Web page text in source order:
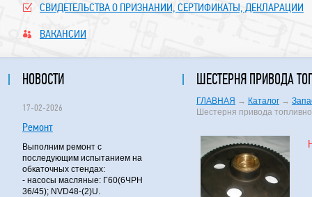
СВИДЕТЕЛЬСТВА О ПРИЗНАНИИ, СЕРТИФИКАТЫ, ДЕКЛАРАЦИИ
ВАКАНСИИ
НОВОСТИ
17-02-2026
Ремонт
Выполним ремонт с
последующим испытанием на
обкаточных стендах:
- насосы масляные: Г60(6ЧРН
36/45); NVD48-(2)U.
ШЕСТЕРНЯ ПРИВОДА
ГЛАВНАЯ → Каталог →
Шестерня привода